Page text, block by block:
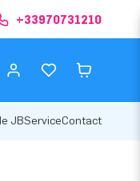
+33970731210
JBServiceContact